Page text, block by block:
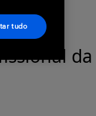
da
tudo